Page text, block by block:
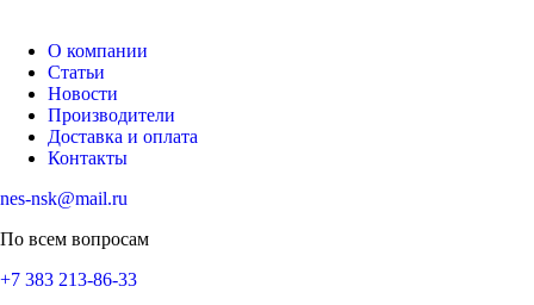
О компании
Статьи
Новости
Производители
Доставка и оплата
Контакты
nes-nsk@mail.ru
По всем вопросам
+7 383 213-86-33